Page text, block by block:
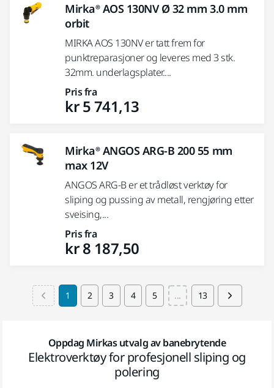
Mirka® AOS 130NV Ø 32 mm 3.0 mm
orbit
MIRKA AOS 130NV er tatt frem for
punktreparasjoner og leveres med 3 stk.
32mm. underlagsplater....
Pris fra
kr 5 741,13
Mirka® ANGOS ARG-B 200 55 mm
max 12V
ANGOS ARG-B er et trådløst verktøy for
sliping og pussing av metall, rengjøring etter
sveising,...
Pris fra
kr 8 187,50
1 2 3 4 5 ... 13
Oppdag Mirkas utvalg av banebrytende
Elektroverktøy for profesjonell sliping og
polering